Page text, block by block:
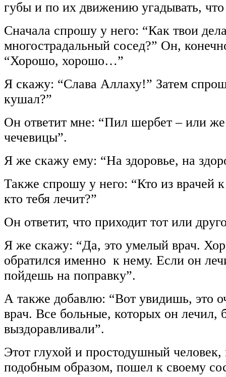
губы и по их движению угадывать, что
Сначала спрошу у него: “Как твои
многострадальный сосед?” Он,
“Хорошо, хорошо…”
Я скажу: “Слава Аллаху!” Затем
кушал?”
Он ответит мне: “Пил шербет – или
чечевицы”.
Я же скажу ему: “На здоровье, на
Также спрошу у него: “Кто из врачей к
кто тебя лечит?”
Он ответит, что приходит тот или
Я же скажу: “Да, это умелый врач.
обратился именно к нему. Если он
пойдешь на поправку”.
А также добавлю: “Вот увидишь, это
врач. Все больные, которых он лечил,
выздоравливали”.
Этот глухой и простодушный человек,
подобным образом, пошел к своему